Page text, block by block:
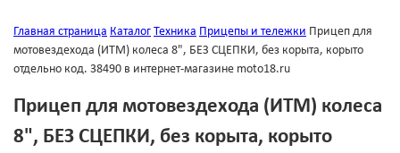
Главная страница Каталог Техника Прицепы и тележки Прицеп для
мотовездехода (ИТМ) колеса 8", БЕЗ СЦЕПКИ, без корыта, корыто
отдельно код. 38490 в интернет-магазине moto18.ru
Прицеп для мотовездехода (ИТМ) колеса
8", БЕЗ СЦЕПКИ, без корыта, корыто